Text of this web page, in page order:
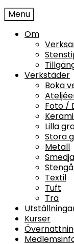
Menu
Om
Verkstäder
Boka
Foto /
Lilla
Stora
Metall
Smedja
Textil
Tuft
Trä
Kurser